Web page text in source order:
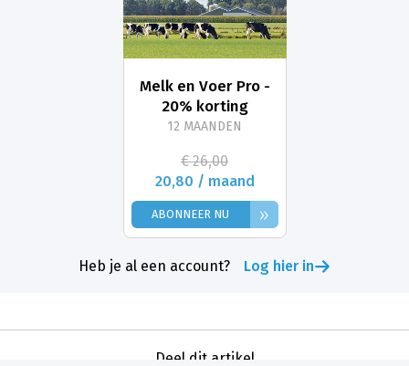
Melk en Voer Pro -
20% korting
12 MAANDEN
€ 26,00
20,80 / maand
ABONNEER NU »
Heb je al een account? Log hier in
Deel dit artikel